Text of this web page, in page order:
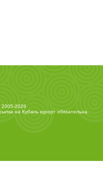
2005-2026
на Кубань курортобязательна.